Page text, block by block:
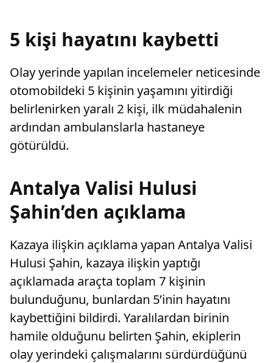
5 kişi hayatını kaybetti
Olay yerinde yapılan incelemeler neticesinde
otomobildeki 5 kişinin yaşamını yitirdiği
belirlenirken yaralı 2 kişi, ilk müdahalenin
ardından ambulanslarla hastaneye
götürüldü.
Antalya Valisi Hulusi
Şahin’den açıklama
Kazaya ilişkin açıklama yapan Antalya Valisi
Hulusi Şahin, kazaya ilişkin yaptığı
açıklamada araçta toplam 7 kişinin
bulunduğunu, bunlardan 5’inin hayatını
kaybettiğini bildirdi. Yaralılardan birinin
hamile olduğunu belirten Şahin, ekiplerin
olay yerindeki çalışmalarını sürdürdüğünü